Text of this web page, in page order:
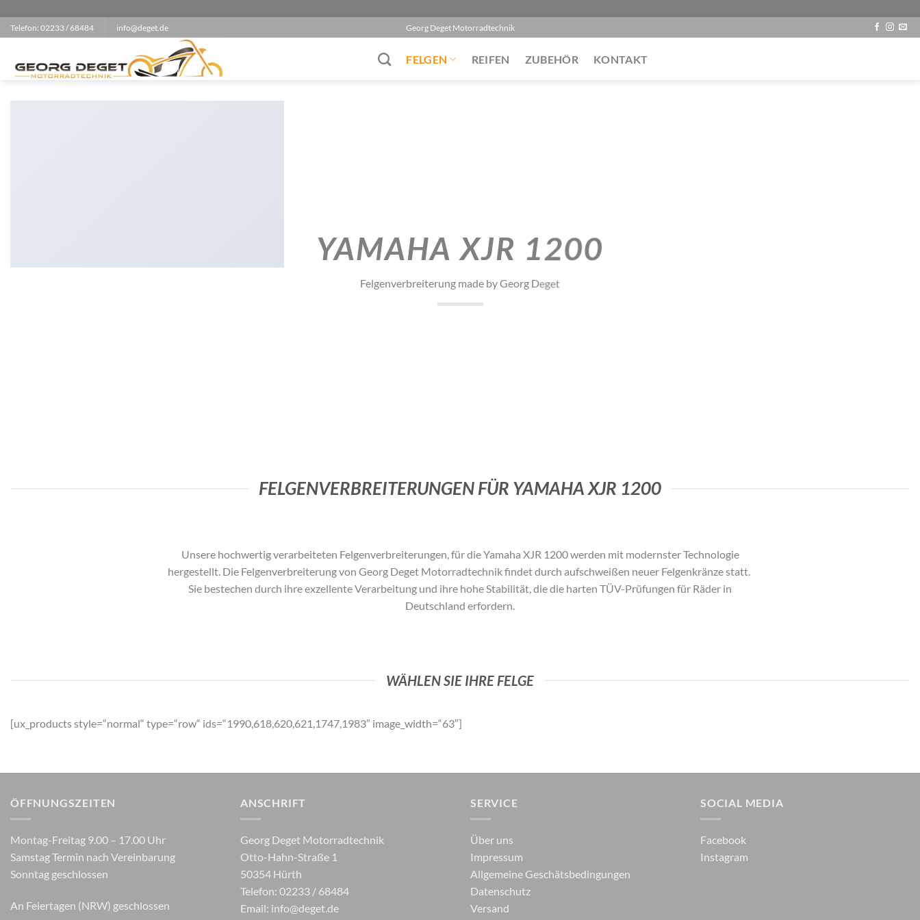
Inhalt
springen
Telefon: 02233 / 68484 info@deget.de Georg Deget Motorradtechnik
FELGEN REIFEN ZUBEHÖR KONTAKT
YAMAHA XJR 1200
Felgenverbreiterung made by Georg Deget
FELGENVERBREITERUNGEN FÜR YAMAHA XJR 1200
Unsere hochwertig verarbeiteten Felgenverbreiterungen, für die Yamaha XJR 1200werden mit modernster Technologie
hergestellt. Die Felgenverbreiterung von Georg Deget Motorradtechnik findet durch aufschweißen neuer Felgenkränze statt.
Sie bestechen durch ihre exzellente Verarbeitung und ihre hohe Stabilität, die die harten TÜV-Prüfungen für Räder in
Deutschland erfordern.
WÄHLEN SIE IHRE FELGE
[ux_products style=“normal“ type=“row“ ids=“1990,618,620,621,1747,1983″ image_width=“63″]
ÖFFNUNGSZEITEN
Montag-Freitag 9.00 – 17.00 Uhr
Samstag Termin nach Vereinbarung
Sonntag geschlossen
An Feiertagen (NRW) geschlossen
ANSCHRIFT
Georg Deget Motorradtechnik
Otto-Hahn-Straße 1
50354 Hürth
Telefon: 02233 / 68484
Email: info@deget.de
SERVICE
Über uns
Impressum
Allgemeine Geschätsbedingungen
Datenschutz
Versand
SOCIAL MEDIA
Facebook
Instagram